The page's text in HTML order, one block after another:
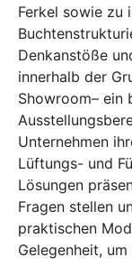
Ferkel sowie zu
Denkanstöße
innerhalb der
Showroom– ein
Unternehmen
Lüftungs- und
Lösungen
Fragen stellen
praktischen
Gelegenheit,